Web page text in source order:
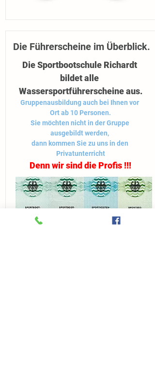
Die Führerscheine im Überblick.
Die Sportbootschule Richardt
bildet alle
Wassersportführerscheine aus.
Gruppenausbildung auch bei Ihnen vor
Ort ab 10 Personen.
Sie möchten nicht in der Gruppe
ausgebildt werden,
dann kommen Sie zu uns in den
Privatunterricht
Denn wir sind die Profis !!!